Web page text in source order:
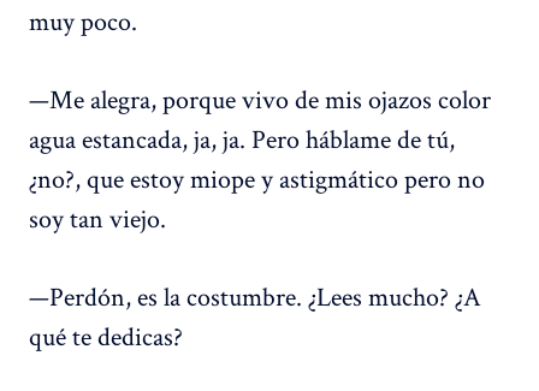
muy poco.
—Me alegra, porque vivo de mis ojazos color
agua estancada, ja, ja. Pero háblame de tú,
¿no?, que estoy miope y astigmático pero no
soy tan viejo.
—Perdón, es la costumbre. ¿Lees mucho? ¿A
qué te dedicas?